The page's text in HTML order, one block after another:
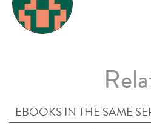
EBOOKS IN THE SAME